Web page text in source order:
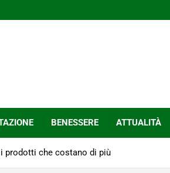
BENESSERE ATTUALITÀ
prodotti che costano di più